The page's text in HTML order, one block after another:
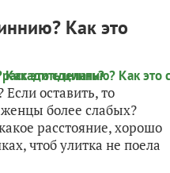
Как это
оставить, то
более слабых?
расстояние, хорошо
чтоб улитка не поела